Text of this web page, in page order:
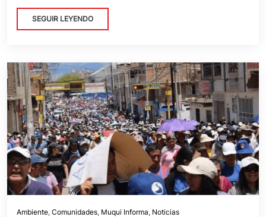
SEGUIR LEYENDO
Ambiente, Comunidades, Muqui Informa, Noticias